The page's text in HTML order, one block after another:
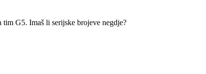
tim G5. Imaš li serijske brojeve negdje?